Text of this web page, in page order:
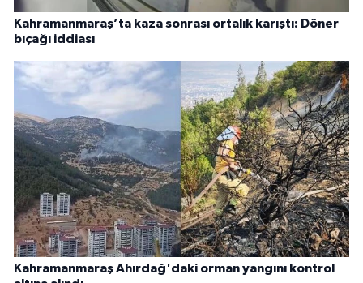
Kahramanmaraş’ta kaza sonrası ortalık karıştı: Döner
bıçağı iddiası
Kahramanmaraş Ahırdağ'daki orman yangını kontrol